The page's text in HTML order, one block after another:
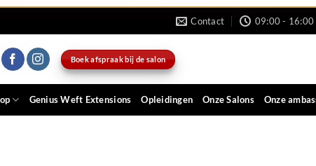
Contact 09:00 - 16:00
Boek afspraak bij de salon
Genius Weft Extensions Opleidingen Onze Salons Onze